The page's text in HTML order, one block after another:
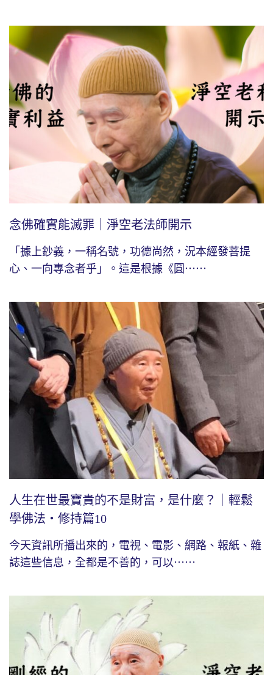
念佛確實能滅罪｜淨空老法師開示
「據上鈔義，一稱名號，功德尚然，況本經發菩提
心、一向專念者乎」。這是根據《圓⋯⋯
人生在世最寶貴的不是財富，是什麼？｜輕鬆
學佛法・修持篇10
今天資訊所播出來的，電視、電影、網路、報紙、雜
誌這些信息，全都是不善的，可以⋯⋯